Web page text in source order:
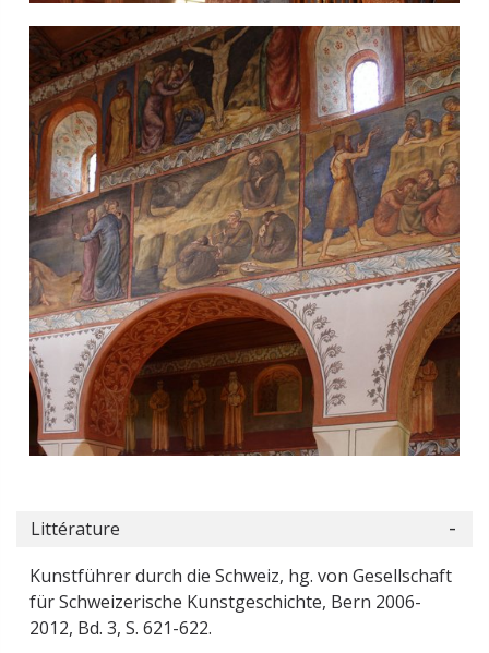
Littérature
Kunstführer durch die Schweiz, hg. von Gesellschaft
für Schweizerische Kunstgeschichte, Bern 2006-
2012, Bd. 3, S. 621-622.